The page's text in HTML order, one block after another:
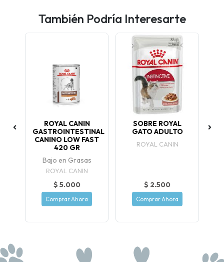
También Podría Interesarte
ROYAL CANIN
GASTROINTESTINAL
CANINO LOW FAST
420 GR
Bajo en Grasas
ROYAL CANIN
$ 5.000
Comprar Ahora
SOBRE ROYAL
GATO ADULTO
ROYAL CANIN
$ 2.500
Comprar Ahora